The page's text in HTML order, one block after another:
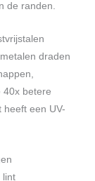
de randen.
draden
40x betere
heeft een UV-
lint